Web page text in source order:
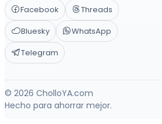
Facebook
Threads
Bluesky
WhatsApp
Telegram
© 2026 CholloYA.com
Hecho para ahorrar mejor.